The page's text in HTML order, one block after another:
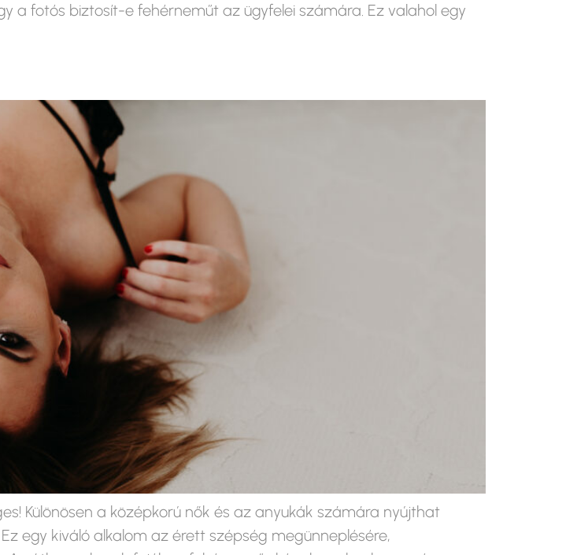
a fotós biztosít-e fehérneműt az ügyfelei számára. Ez valahol egy
Különösen a középkorú nők és az anyukák számára nyújthat
egy kiváló alkalom az érett szépség megünneplésére,